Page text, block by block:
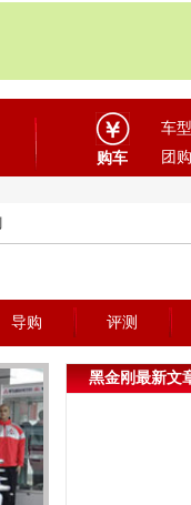
购车
车型
团购
导购 评测
黑金刚最新文